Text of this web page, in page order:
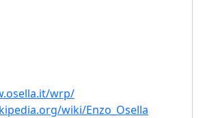
wrp/
wiki/Enzo_Osella